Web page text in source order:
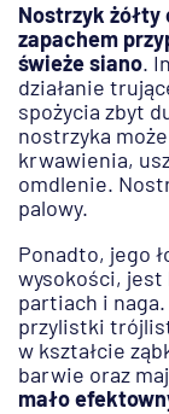
Nostrzyk
zapachem
świeże siano.
działanie
spożycia zbyt
nostrzyka
krwawienia,
omdlenie.
palowy.
Ponadto, jego
wysokości, jest
partiach i
przylistki
w kształcie
barwie oraz
mało